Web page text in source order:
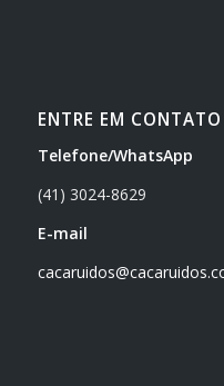
ENTRE EM CONTATO
Telefone/WhatsApp
(41) 3024-8629
E-mail